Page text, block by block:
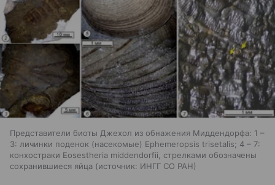
Представители биоты Джехол из обнажения Миддендорфа: 1 –
3: личинки поденок (насекомые) Ephemeropsis trisetalis; 4 – 7:
конхостраки Eosestheria middendorfii, стрелками обозначены
сохранившиеся яйца
источник: ИНГГ СО РАН